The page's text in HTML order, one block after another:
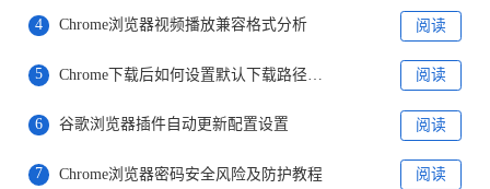
4 Chrome浏览器视频播放兼容格式分析 阅读
5 阅读
6 谷歌浏览器插件自动更新配置设置 阅读
7 Chrome浏览器密码安全风险及防护教程 阅读